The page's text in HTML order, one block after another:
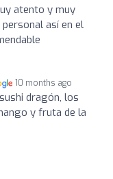
atento y muy
así en el
10 months ago
dragón, los
y fruta de la